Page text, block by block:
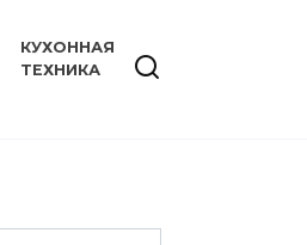
КУХОННАЯ
ТЕХНИКА